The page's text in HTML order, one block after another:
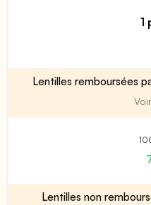
1
Lentilles remboursées
Lentilles non